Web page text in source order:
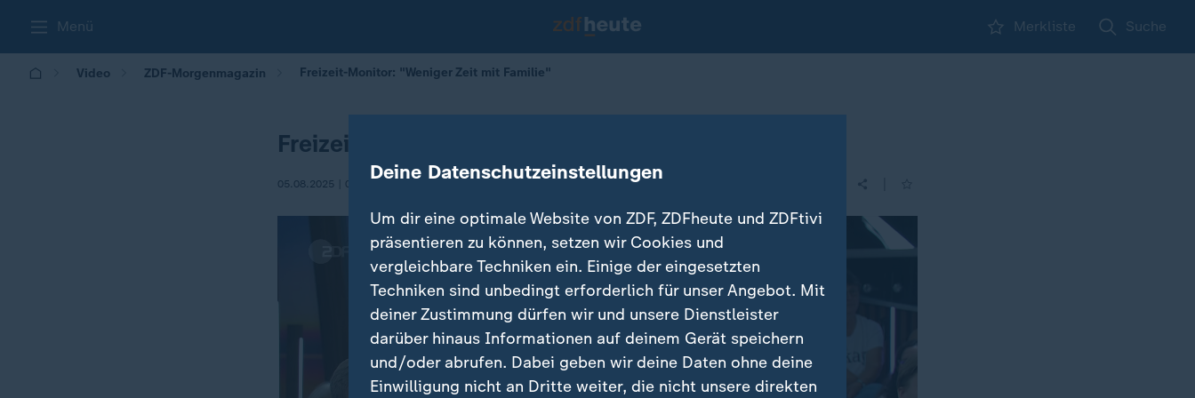
Menü Merkliste Suche
Video ZDF-Morgenmagazin Freizeit-Monitor: "Weniger Zeit mit Familie"
Freizeit-Monitor: "Weniger Zeit mit Familie"
05.08.2025 | 05:30 Deine Datenschutzeinstellungen
Um dir eine optimale Website von ZDF, ZDFheute und ZDFtivi
präsentieren zu können, setzen wir Cookies und
vergleichbare Techniken ein. Einige der eingesetzten
Techniken sind unbedingt erforderlich für unser Angebot. Mit
deiner Zustimmung dürfen wir und unsere Dienstleister
darüber hinaus Informationen auf deinem Gerät speichern
und/oder abrufen. Dabei geben wir deine Daten ohne deine
Einwilligung nicht an Dritte weiter, die nicht unsere direkten